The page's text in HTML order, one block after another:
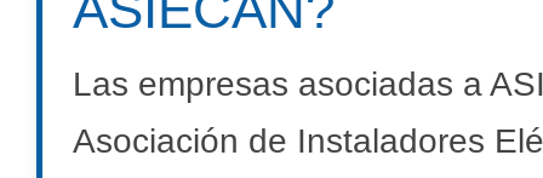
Las empresas asociadas a
Asociación de Instaladores